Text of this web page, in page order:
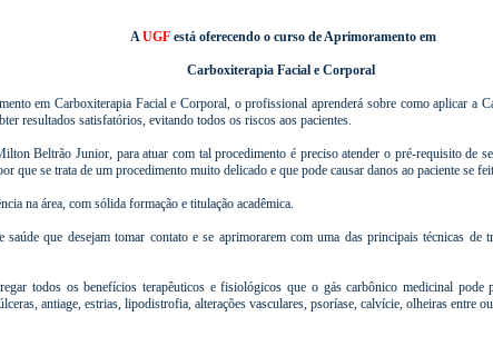
A UGFestá oferecendo o curso de Aprimoramento em
Carboxiterapia Facial e Corporal
em Carboxiterapia Facial e Corporal, o profissional aprenderá sobre como aplicar a
resultados satisfatórios, evitando todos os riscos aos pacientes.
Beltrão Junior, para atuar com tal procedimento é preciso atender o pré-requisito de
que se trata de um procedimento muito delicado e que pode causar danos ao paciente se
na área, com sólida formação e titulação acadêmica.
que desejam tomar contato e se aprimorarem com uma das principais técnicas de
todos os benefícios terapêuticos e fisiológicos que o gás carbônico medicinal pode
antiage, estrias, lipodistrofia, alterações vasculares, psoríase, calvície, olheiras entre